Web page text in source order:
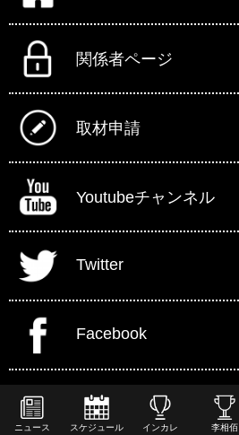
関係者ページ
取材申請
Youtubeチャンネル
Twitter
Facebook
ニュース スケジュール インカレ 李相佰